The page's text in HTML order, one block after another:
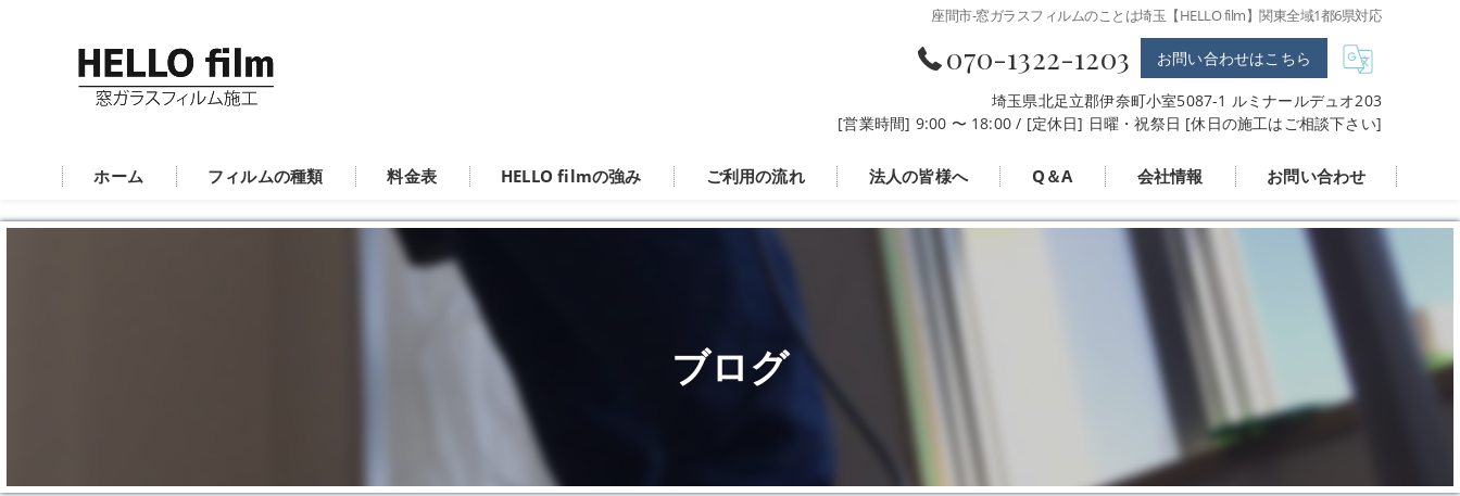
座間市-窓ガラスフィルムのことは埼玉【HELLO film】関東全域1都6県対応
070-1322-1203 お問い合わせはこちら
埼玉県北足立郡伊奈町小室5087-1 ルミナールデュオ203
[営業時間] 9:00 〜 18:00 / [定休日] 日曜・祝祭日 [休日の施工はご相談下さい]
ホーム フィルムの種類 料金表 HELLO filmの強み ご利用の流れ 法人の皆様へ Q＆A 会社情報 お問い合わせ
ブログ